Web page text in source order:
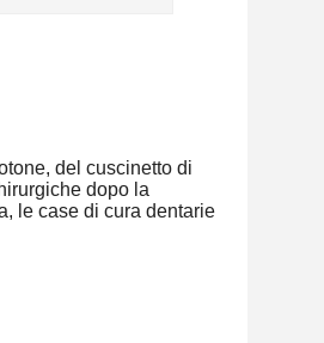
del cuscinetto di
dopo la
le case di cura dentarie